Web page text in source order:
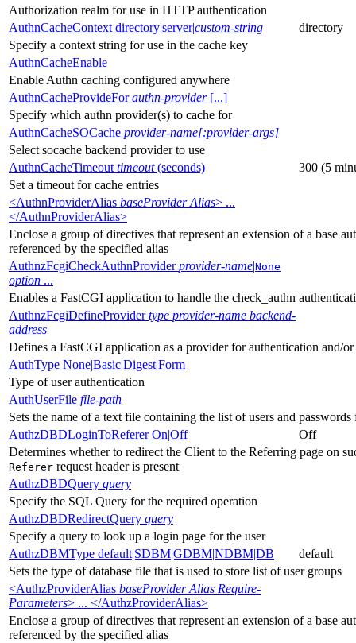
Authorization realm for use in HTTP authentication
AuthnCacheContext directory|server|custom-string
directory
Specify a context string for use in the cache key
AuthnCacheEnable
Enable Authn caching configured anywhere
AuthnCacheProvideForauthn-provider[...]
Specify which authn provider(s) to cache for
AuthnCacheSOCache provider-name[:provider-args]
Select socache backend provider to use
AuthnCacheTimeout timeout(seconds)
300 (5
Set a timeout for cache entries
<AuthnProviderAlias baseProvider Alias> ...
</AuthnProviderAlias>
Enclose a group of directives that represent an extension of a base
referenced by the specified alias
AuthnzFcgiCheckAuthnProviderprovider-name|None
option ...
Enables a FastCGI application to handle the check_authn
AuthnzFcgiDefineProvidertype provider-name backend-
address
Defines a FastCGI application as a provider for authentication and/
AuthType None|Basic|Digest|Form
Type of user authentication
AuthUserFile file-path
Sets the name of a text file containing the list of users and
AuthzDBDLoginToReferer On|Off
Off
Determines whether to redirect the Client to the Referring page on
Referer request header is present
AuthzDBDQuery query
Specify the SQL Query for the required operation
AuthzDBDRedirectQuery query
Specify a query to look up a login page for the user
AuthzDBMType default|SDBM|GDBM|NDBM|DB
default
Sets the type of database file that is used to store list of user groups
<AuthzProviderAlias baseProvider Alias Require-
Parameters> ... </AuthzProviderAlias>
Enclose a group of directives that represent an extension of a base
referenced by the specified alias